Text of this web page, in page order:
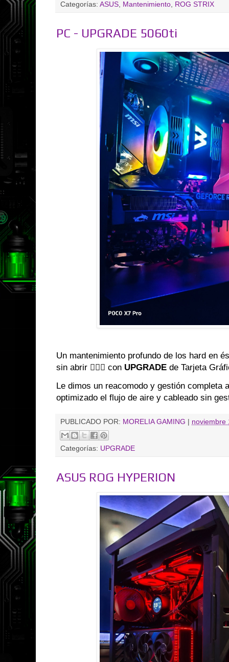
Categorías: ASUS, Mantenimiento, ROG STRIX
PC - UPGRADE 5060ti
Un mantenimiento profundo de los hard en
sin abrir 👌🏼✨ con UPGRADE de Tarjeta
Le dimos un reacomodo y gestión completa
optimizado el flujo de aire y cableado sin
PUBLICADO POR: MORELIA GAMING noviembre
Categorías: UPGRADE
ASUS ROG HYPERION